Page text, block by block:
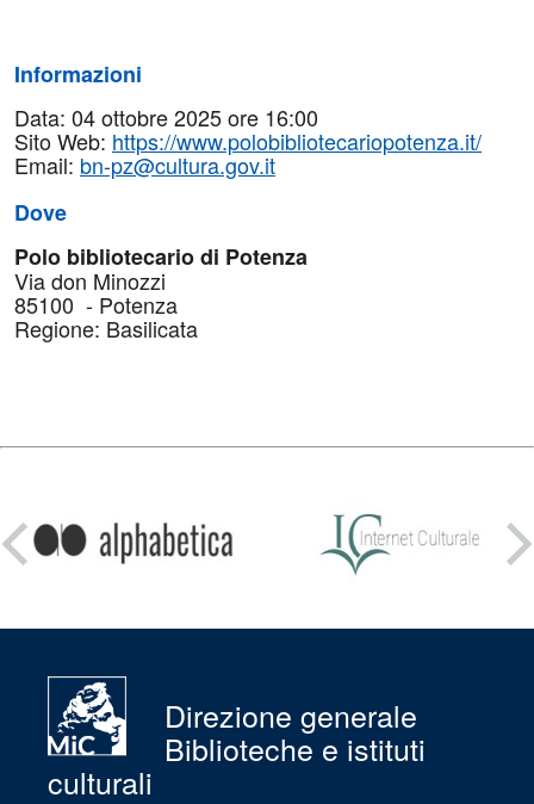
Informazioni
Data: 04 ottobre 2025 ore 16:00
Sito Web: https://www.polobibliotecariopotenza.it/
Email: bn-pz@cultura.gov.it
Dove
Polo bibliotecario di Potenza
Via don Minozzi
85100 - Potenza
Regione: Basilicata
su:
Direzione generale
Biblioteche e istituti
culturali